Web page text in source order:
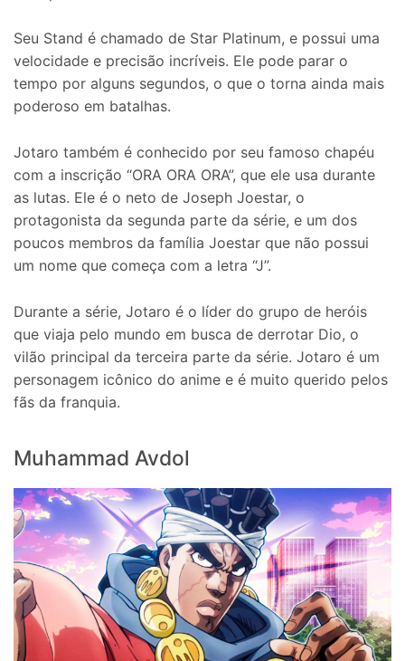
Seu Stand é chamado de Star Platinum, e possui uma
velocidade e precisão incríveis. Ele pode parar o
tempo por alguns segundos, o que o torna ainda mais
poderoso em batalhas.
Jotaro também é conhecido por seu famoso chapéu
com a inscrição “ORA ORA ORA”, que ele usa durante
as lutas. Ele é o neto de Joseph Joestar, o
protagonista da segunda parte da série, e um dos
poucos membros da família Joestar que não possui
um nome que começa com a letra “J”.
Durante a série, Jotaro é o líder do grupo de heróis
que viaja pelo mundo em busca de derrotar Dio, o
vilão principal da terceira parte da série. Jotaro é um
personagem icônico do anime e é muito querido pelos
fãs da franquia.
Muhammad Avdol